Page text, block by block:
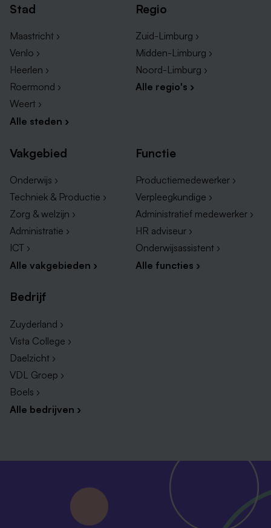
Stad
Maastricht ›
Venlo ›
Heerlen ›
Roermond ›
Weert ›
Alle steden ›
Regio
Zuid-Limburg ›
Midden-Limburg ›
Noord-Limburg ›
Alle regio's ›
Vakgebied
Onderwijs ›
Techniek & Productie ›
Zorg & welzijn ›
Administratie ›
ICT ›
Alle vakgebieden ›
Functie
Productiemedewerker ›
Verpleegkundige ›
Administratief medewerker ›
HR adviseur ›
Onderwijsassistent ›
Alle functies ›
Bedrijf
Zuyderland ›
Vista College ›
Daelzicht ›
VDL Groep ›
Boels ›
Alle bedrijven ›